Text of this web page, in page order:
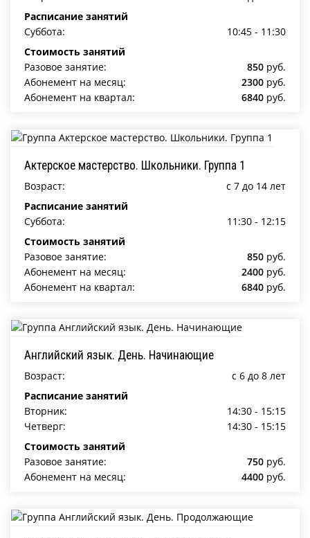
Расписание занятий
Суббота:
10:45 - 11:30
Стоимость занятий
Разовое занятие:
850 руб.
Абонемент на месяц:
2300 руб.
Абонемент на квартал:
6840 руб.
Актерское мастерство. Школьники. Группа 1
Возраст:
c 7 до 14 лет
Расписание занятий
Суббота:
11:30 - 12:15
Стоимость занятий
Разовое занятие:
850 руб.
Абонемент на месяц:
2400 руб.
Абонемент на квартал:
6840 руб.
Английский язык. День. Начинающие
Возраст:
c 6 до 8 лет
Расписание занятий
Вторник:
14:30 - 15:15
Четверг:
14:30 - 15:15
Стоимость занятий
Разовое занятие:
750 руб.
Абонемент на месяц:
4400 руб.